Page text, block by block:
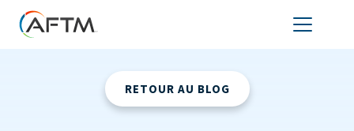
RETOUR AU BLOG